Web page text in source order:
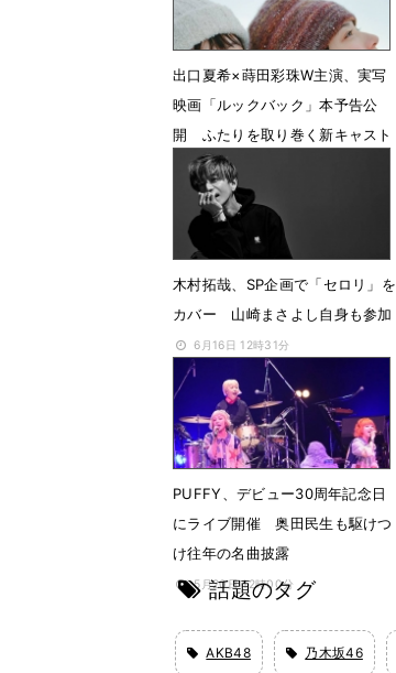
出口夏希×蒔田彩珠W主演、実写
映画「ルックバック」本予告公
開 ふたりを取り巻く新キャスト
６人を発表
7月15日 13時15分
木村拓哉、SP企画で「セロリ」を
カバー 山崎まさよし自身も参加
6月16日 12時31分
PUFFY、デビュー30周年記念日
にライブ開催 奥田民生も駆けつ
け往年の名曲披露
5月20日 12時00分
話題のタグ
AKB48 乃木坂46